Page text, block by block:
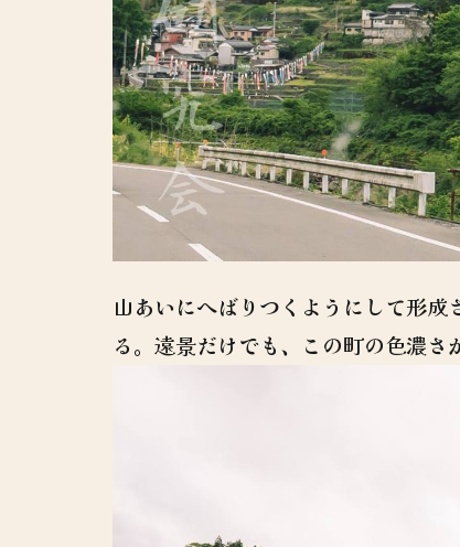
山あいにへばりつくようにして形
る。遠景だけでも、この町の色濃さ